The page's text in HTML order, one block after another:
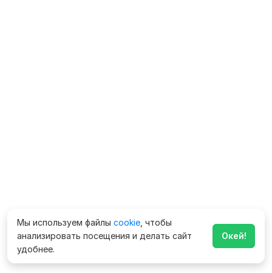
Мы используем файлы cookie , чтобы
анализировать посещения и делать сайт
удобнее.
Окей!